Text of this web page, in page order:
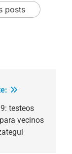
posts
testeos
vecinos